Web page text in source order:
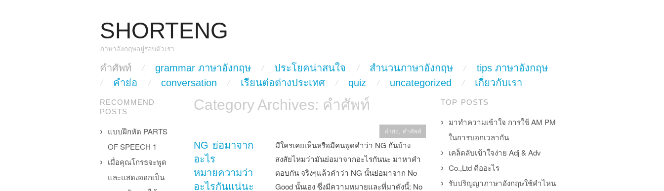
SHORTENG
ภาษาอังกฤษอยู่รอบตัวเรา
Main Menu
skip to content
คำศัพท์ grammar ภาษาอังกฤษ ประโยคน่าสนใจ สำนวนภาษาอังกฤษ
tips ภาษาอังกฤษ
คำย่อ
conversation เรียนต่อต่างประเทศ quiz uncategorized เกี่ยวกับเรา
Category Archives: คำศัพท์
NG ย่อมาจาก
อะไร
หมายความว่า
อะไรกันแน่นะ
มีใครเคยเห็นหรือมีคนพูดคำว่า NG กันบ้าง
สงสัยไหมว่ามันย่อมาจากอะไรกันนะ มาหาคำ
ตอบกัน จริงๆแล้วคำว่า NG นั้นย่อมาจาก No
Good นั้นเอง ซึ่งมีความหมายและที่มาดังนี้: No
คำย่อ, คำศัพท์
RECOMMEND
POSTS
แบบฝึกหัด PARTS
OF SPEECH 1
เมื่อคุณโกรธจะพูด
และแสดงออกเป็น
TOP POSTS
มาทำความเข้าใจ การใช้ AM PM
ในการบอกเวลากัน
เคล็ดลับเข้าใจง่าย Adj & Adv
Co.,Ltd คืออะไร
รับปริญญาภาษาอังกฤษใช้คำไหน